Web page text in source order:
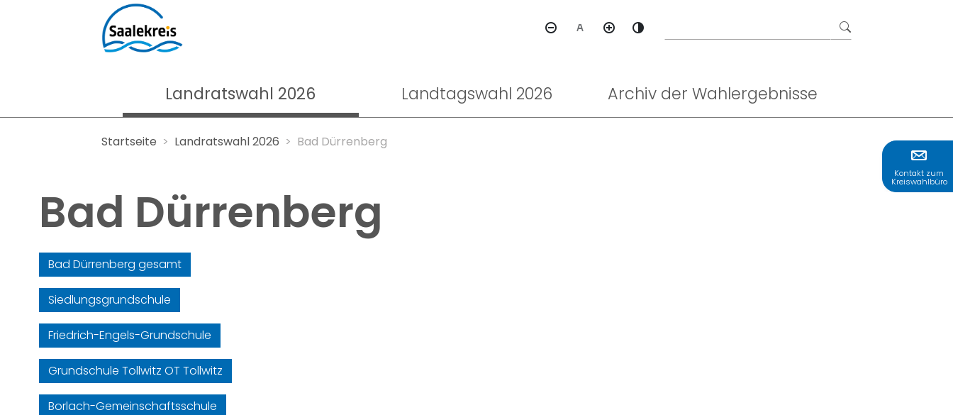
Kontrastmodus aktivieren
Landratswahl 2026 Landtagswahl 2026 Archiv der Wahlergebnisse
Startseite Landratswahl 2026 Bad Dürrenberg
Kontakt zum
Kreiswahlbüro
Bad Dürrenberg
Bad Dürrenberg gesamt
Siedlungsgrundschule
Friedrich-Engels-Grundschule
Grundschule Tollwitz OT Tollwitz
Borlach-Gemeinschaftsschule